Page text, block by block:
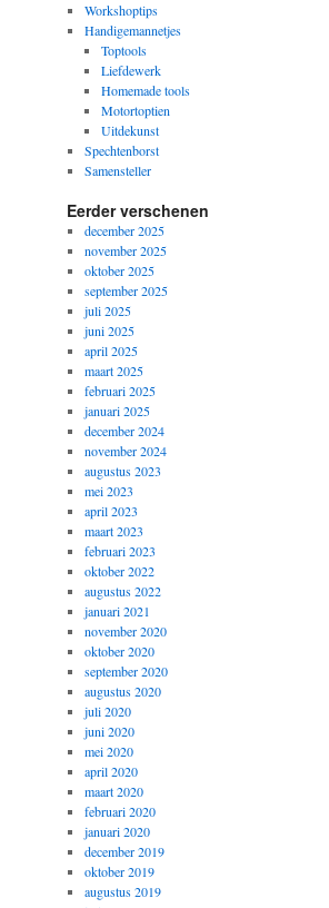
Workshoptips
Handigemannetjes
Toptools
Liefdewerk
Homemade tools
Motortoptien
Uitdekunst
Spechtenborst
Samensteller
Eerder verschenen
december 2025
november 2025
oktober 2025
september 2025
juli 2025
juni 2025
april 2025
maart 2025
februari 2025
januari 2025
december 2024
november 2024
augustus 2023
mei 2023
april 2023
maart 2023
februari 2023
oktober 2022
augustus 2022
januari 2021
november 2020
oktober 2020
september 2020
augustus 2020
juli 2020
juni 2020
mei 2020
april 2020
maart 2020
februari 2020
januari 2020
december 2019
oktober 2019
augustus 2019